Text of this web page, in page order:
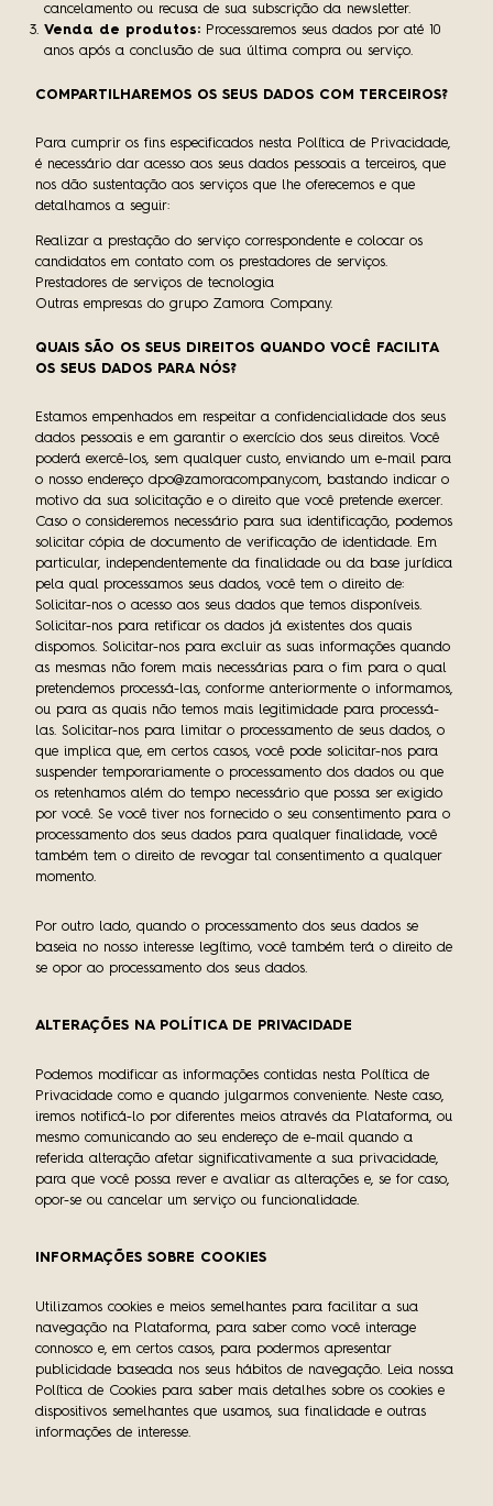
cancelamento ou recusa de sua subscrição da newsletter.
Venda de produtos: Processaremos seus dados por até 10
anos após a conclusão de sua última compra ou serviço.
COMPARTILHAREMOS OS SEUS DADOS COM TERCEIROS?
Para cumprir os fins especificados nesta Política de Privacidade,
é necessário dar acesso aos seus dados pessoais a terceiros, que
nos dão sustentação aos serviços que lhe oferecemos e que
detalhamos a seguir:
Realizar a prestação do serviço correspondente e colocar os
candidatos em contato com os prestadores de serviços.
Prestadores de serviços de tecnologia
Outras empresas do grupo Zamora Company.
QUAIS SÃO OS SEUS DIREITOS QUANDO VOCÊ FACILITA
OS SEUS DADOS PARA NÓS?
Estamos empenhados em respeitar a confidencialidade dos seus
dados pessoais e em garantir o exercício dos seus direitos.Você
poderá exercê-los, sem qualquer custo, enviando um e-mail para
o nosso endereço dpo@zamoracompany.com, bastando indicar o
motivo da sua solicitação e o direito que você pretende exercer.
Caso o consideremos necessário para sua identificação, podemos
solicitar cópia de documento de verificação de identidade. Em
particular, independentemente da finalidade ou da base jurídica
pela qual processamos seus dados, você tem o direito de:
Solicitar-nos o acesso aos seus dados que temos disponíveis.
Solicitar-nos para retificar os dados já existentes dos quais
dispomos.Solicitar-nos para excluir as suas informações quando
as mesmas não forem mais necessárias para o fim para o qual
pretendemos processá-las, conforme anteriormente o informamos,
ou para as quais não temos mais legitimidade para processá-
las.Solicitar-nos para limitar o processamento de seus dados, o
que implica que, em certos casos, você pode solicitar-nos para
suspender temporariamente o processamento dos dados ou que
os retenhamos além do tempo necessário que possa ser exigido
por você. Se você tiver nos fornecido o seu consentimento para o
processamento dos seus dados para qualquer finalidade, você
também tem o direito de revogar tal consentimento a qualquer
momento.
Por outro lado, quando o processamento dos seus dados se
baseia no nosso interesse legítimo, você também terá o direito de
se opor ao processamento dos seus dados.
ALTERAÇÕES NA POLÍTICA DE PRIVACIDADE
Podemos modificar as informações contidas nesta Política de
Privacidade como e quando julgarmos conveniente. Neste caso,
iremos notificá-lo por diferentes meios através da Plataforma, ou
mesmo comunicando ao seu endereço de e-mail quando a
referida alteração afetar significativamente a sua privacidade,
para que você possa rever e avaliar as alterações e, se for caso,
opor-se ou cancelar um serviço ou funcionalidade.
INFORMAÇÕES SOBRE COOKIES
Utilizamos cookies e meios semelhantes para facilitar a sua
navegação na Plataforma, para saber como você interage
connosco e, em certos casos, para podermos apresentar
publicidade baseada nos seus hábitos de navegação. Leia nossa
Política de Cookies para saber mais detalhes sobre os cookies e
dispositivos semelhantes que usamos, sua finalidade e outras
informações de interesse.